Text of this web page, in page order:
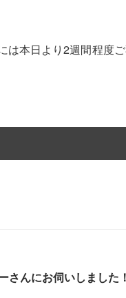
本日より2週間程度
さんにお伺いしました！